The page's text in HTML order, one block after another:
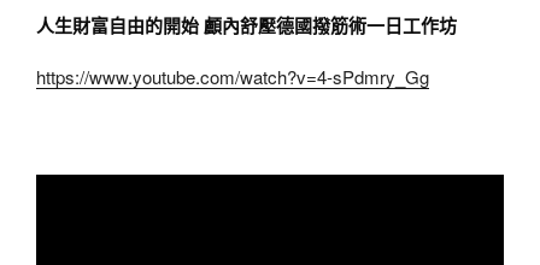
人生財富自由的開始 顱內舒壓德國撥筋術一日工作坊
https://www.youtube.com/watch?v=4-sPdmry_Gg